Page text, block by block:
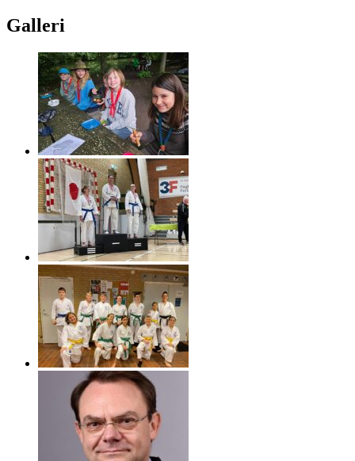
Galleri